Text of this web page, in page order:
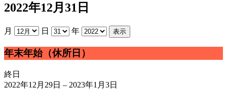
2022年12月31日
月 日 年
年
末
年
始
年末年始（休所日）
終日
2022年12月29日 – 2023年1月3日